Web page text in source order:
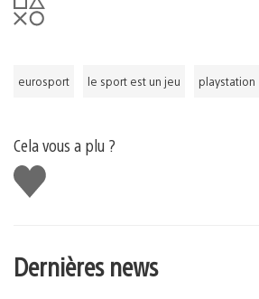
eurosport le sport est un jeu playstation
Cela vous a plu ?
J'aime
Dernières news